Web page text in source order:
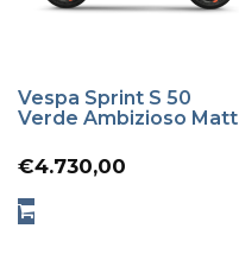
Vespa Sprint S 50
Verde Ambizioso Matt
€4.730,00